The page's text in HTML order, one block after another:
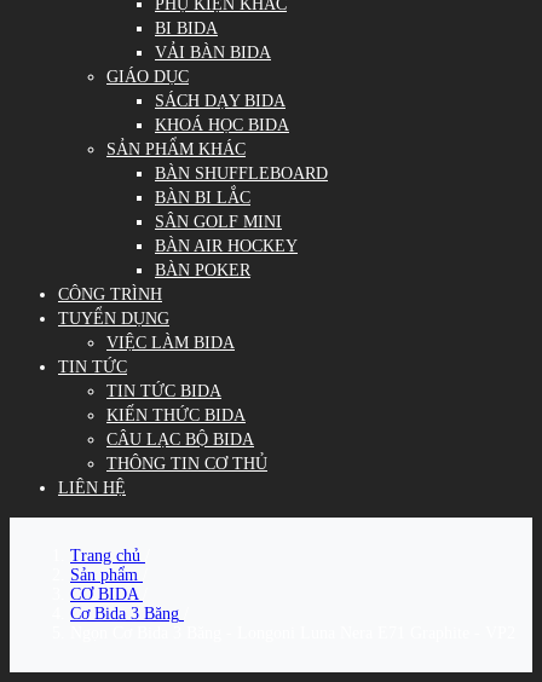
PHỤ KIỆN KHÁC
BI BIDA
VẢI BÀN BIDA
GIÁO DỤC
SÁCH DẠY BIDA
KHOÁ HỌC BIDA
SẢN PHẨM KHÁC
BÀN SHUFFLEBOARD
BÀN BI LẮC
SÂN GOLF MINI
BÀN AIR HOCKEY
BÀN POKER
CÔNG TRÌNH
TUYỂN DỤNG
VIỆC LÀM BIDA
TIN TỨC
TIN TỨC BIDA
KIẾN THỨC BIDA
CÂU LẠC BỘ BIDA
THÔNG TIN CƠ THỦ
LIÊN HỆ
Trang chủ
Sản phẩm
CƠ BIDA
Cơ Bida 3 Băng